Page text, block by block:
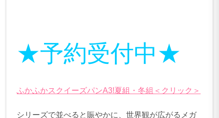
★予約受付中★
ふかふかスクイーズパンA3!夏組・冬組＜クリック＞
シリーズで並べると賑やかに、世界観が広がるメガ